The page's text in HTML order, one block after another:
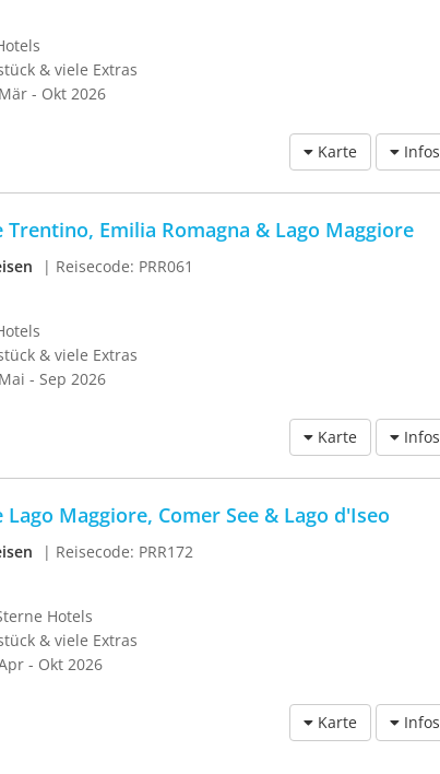
& viele Extras
- Okt 2026
Karte Infos
Trentino, Emilia Romagna & Lago Maggiore
| Reisecode: PRR061
& viele Extras
- Sep 2026
Karte Infos
Lago Maggiore, Comer See & Lago d'Iseo
| Reisecode: PRR172
Hotels
& viele Extras
- Okt 2026
Karte Infos